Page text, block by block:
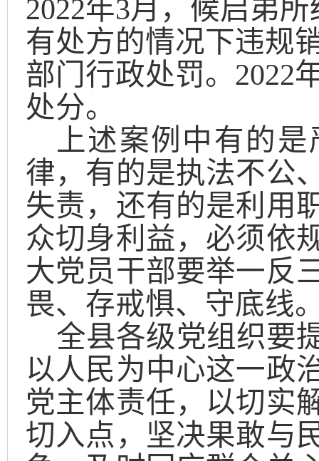
2022年3月，候启弟
有处方的情况下违规
部门行政处罚。 2022
处分。
上述案例中有的是
律，有的是执法不公
失责， 还有的是利用
众切身利益，必须依
大党员干部要举一反
畏、存戒惧、守底线
全县各级党组织要
以人民为中心这一政
党主体责任，以切实
切入点，坚决果敢与